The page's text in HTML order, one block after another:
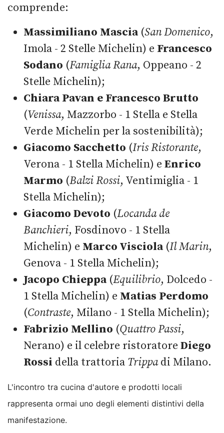
comprende:
Massimiliano Mascia(San Domenico,
Imola - 2 Stelle Michelin) e Francesco
Sodano (Famiglia Rana, Oppeano - 2
Stelle Michelin);
Chiara Pavan e Francesco Brutto
(Venissa, Mazzorbo - 1 Stella e Stella
Verde Michelin per la sostenibilità);
Giacomo Sacchetto (Iris Ristorante,
Verona - 1 Stella Michelin) e Enrico
Marmo (Balzi Rossi, Ventimiglia - 1
Stella Michelin);
Giacomo Devoto (Locanda de
Banchieri, Fosdinovo - 1 Stella
Michelin) e Marco Visciola(Il Marin,
Genova - 1 Stella Michelin);
Jacopo Chieppa(Equilibrio, Dolcedo -
1 Stella Michelin) e Matias Perdomo
(Contraste, Milano - 1 Stella Michelin);
Fabrizio Mellino (Quattro Passi,
Nerano) e il celebre ristoratore Diego
Rossi della trattoria Trippadi Milano.
L'incontro tra cucina d'autore e prodotti locali
rappresenta ormai uno degli elementi distintivi della
manifestazione.